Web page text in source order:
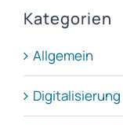
Kategorien
Allgemein
Digitalisierung